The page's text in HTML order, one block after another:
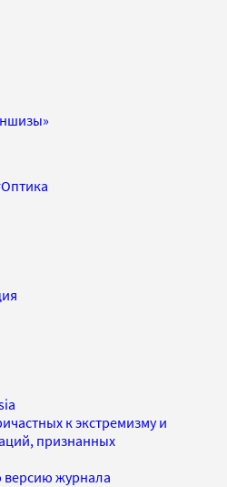
Оптика
к экстремизму и
признанных
версию журнала